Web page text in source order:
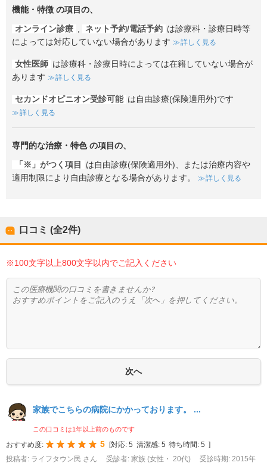
機能・特徴 の項目の、
オンライン診療 ネット予約/電話予約 は診療科・診療日時等
によっては対応していない場合があります
詳しく見る
女性医師 は診療科・診療日時によっては在籍していない場合が
あります
詳しく見る
セカンドオピニオン受診可能 は自由診療(保険適用外)です
詳しく見る
専門的な治療・特色の項目の、
「※」がつく項目
は自由診療(保険適用外)、または治療内容や
適用制限により自由診療となる場合があります。
詳しく見る
口コミ (全2件)
※100文字以上800文字以内でご記入ください
家族でこちらの病院にかかっております。 ...
この口コミは1年以上前のものです
おすすめ度: 5 [対応: 5 清潔感: 5 待ち時間: 5 ]
投稿者: ライフタウン民 さん
受診者: 家族 (女性・ 20代) 受診時期: 2015年